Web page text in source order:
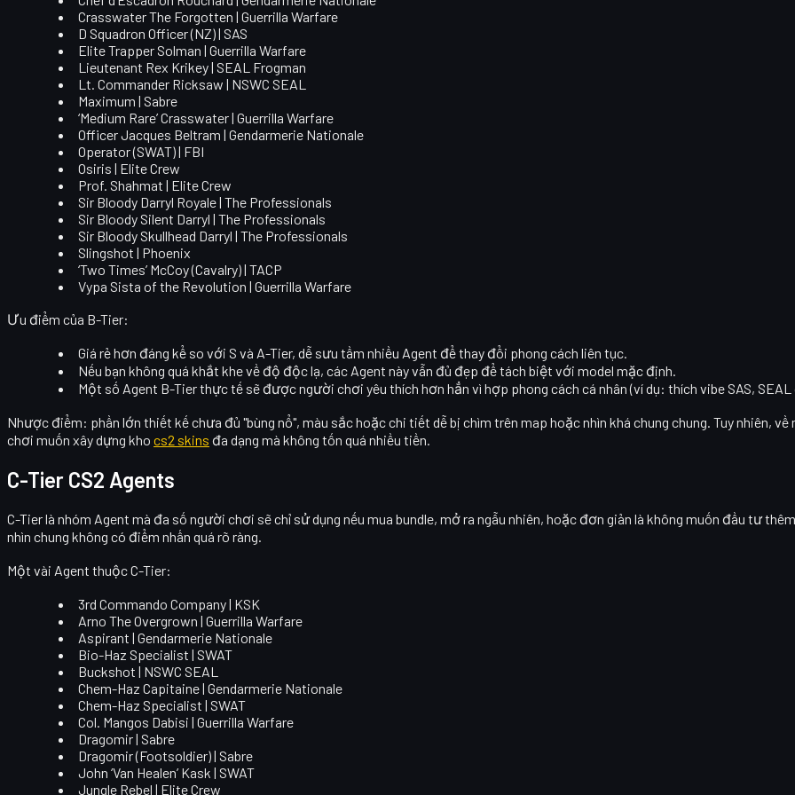
Crasswater The Forgotten | Guerrilla Warfare
D Squadron Officer (NZ) | SAS
Elite Trapper Solman | Guerrilla Warfare
Lieutenant Rex Krikey | SEAL Frogman
Lt. Commander Ricksaw | NSWC SEAL
Maximum | Sabre
‘Medium Rare’ Crasswater | Guerrilla Warfare
Officer Jacques Beltram | Gendarmerie Nationale
Operator (SWAT) | FBI
Osiris | Elite Crew
Prof. Shahmat | Elite Crew
Sir Bloody Darryl Royale | The Professionals
Sir Bloody Silent Darryl | The Professionals
Sir Bloody Skullhead Darryl | The Professionals
Slingshot | Phoenix
‘Two Times’ McCoy (Cavalry) | TACP
Vypa Sista of the Revolution | Guerrilla Warfare
Ưu điểm của B-Tier:
Giá rẻ hơn đáng kể so với S và A-Tier, dễ sưu tầm nhiều Agent để thay đổi phong cách liên tục.
Nếu bạn không quá khắt khe về độ độc lạ, các Agent này vẫn đủ đẹp để tách biệt với model mặc định.
Một số Agent B-Tier thực tế sẽ được người chơi yêu thích hơn hẳn vì hợp phong cách cá nhân (ví dụ: thích vibe SAS, SEAL
Nhược điểm: phần lớn thiết kế chưa đủ "bùng nổ", màu sắc hoặc chi tiết dễ bị chìm trên map hoặc nhìn khá chung chung. Tuy nhiên,
chơi muốn xây dựng kho cs2 skins đa dạng mà không tốn quá nhiều tiền.
C-Tier CS2 Agents
C-Tierlà nhóm Agent mà đa số người chơi sẽ chỉ sử dụng nếu mua bundle, mở ra ngẫu nhiên, hoặc đơn giản là không muốn đầu tư
nhìn chung không có điểm nhấn quá rõ ràng.
Một vài Agent thuộc C-Tier:
3rd Commando Company | KSK
Arno The Overgrown | Guerrilla Warfare
Aspirant | Gendarmerie Nationale
Bio-Haz Specialist | SWAT
Buckshot | NSWC SEAL
Chem-Haz Capitaine | Gendarmerie Nationale
Chem-Haz Specialist | SWAT
Col. Mangos Dabisi | Guerrilla Warfare
Dragomir | Sabre
Dragomir (Footsoldier) | Sabre
John ‘Van Healen’ Kask | SWAT
Jungle Rebel | Elite Crew